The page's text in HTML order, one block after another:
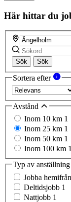
Här hittar du
Sök Sök
Sortera efter
Avstånd
Inom 10 km 1
Inom 25 km 1
Inom 50 km 1
Inom 100 km 1
Typ av anställning
Jobba hemifrån
Deltidsjobb 1
Nattjobb 1